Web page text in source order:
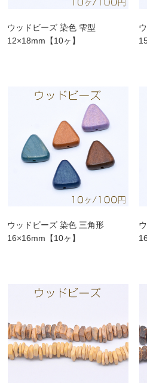
ウッドビーズ 染色 雫型
12×18mm【10ヶ】
ウッドビーズ 染色 三角形
16×16mm【10ヶ】